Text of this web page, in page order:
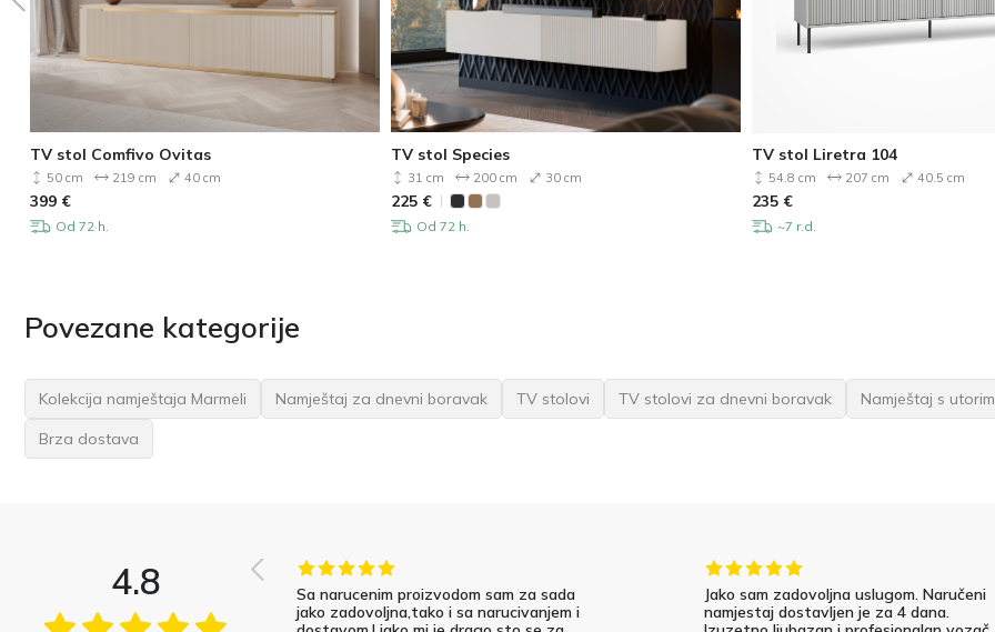
TV stol Comfivo Ovitas
50 cm 219 cm 40 cm
399 €
Od 72 h.
TV stol Species
31 cm 200 cm 30 cm
225 €
Od 72 h.
TV stol Liretra 104
54.8 cm 207 cm 40.5 cm
235 €
~7 r.d.
Povezane kategorije
Kolekcija namještaja Marmeli Namještaj za dnevni boravak TV stolovi TV stolovi za dnevni boravak
Namještaj s
Brza dostava
4.8
Sa narucenim proizvodom sam za sada
jako zadovoljna,tako i sa narucivanjem i
Jako sam zadovoljna uslugom. Naručeni
namjestaj dostavljen je za 4 dana.